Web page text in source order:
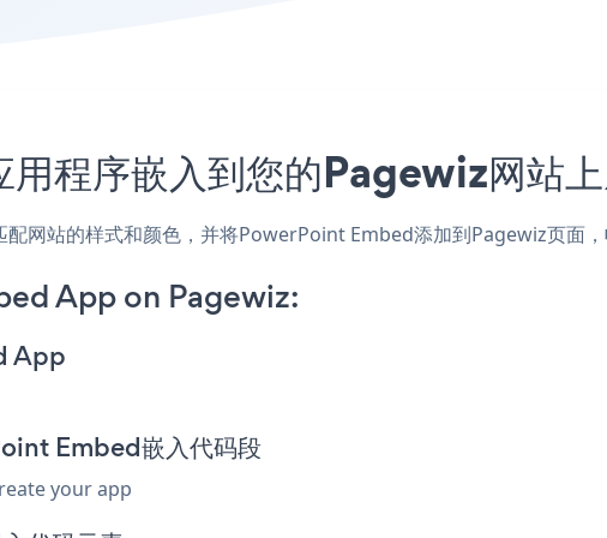
程序嵌入到您的Pagewiz网站上
网站的样式和颜色，并将PowerPoint Embed添加到Pagewiz页面，
App on Pagewiz:
App
Embed嵌入代码段
your app